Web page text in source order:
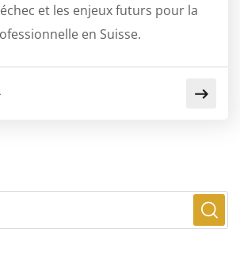
et les enjeux futurs pour la
en Suisse.